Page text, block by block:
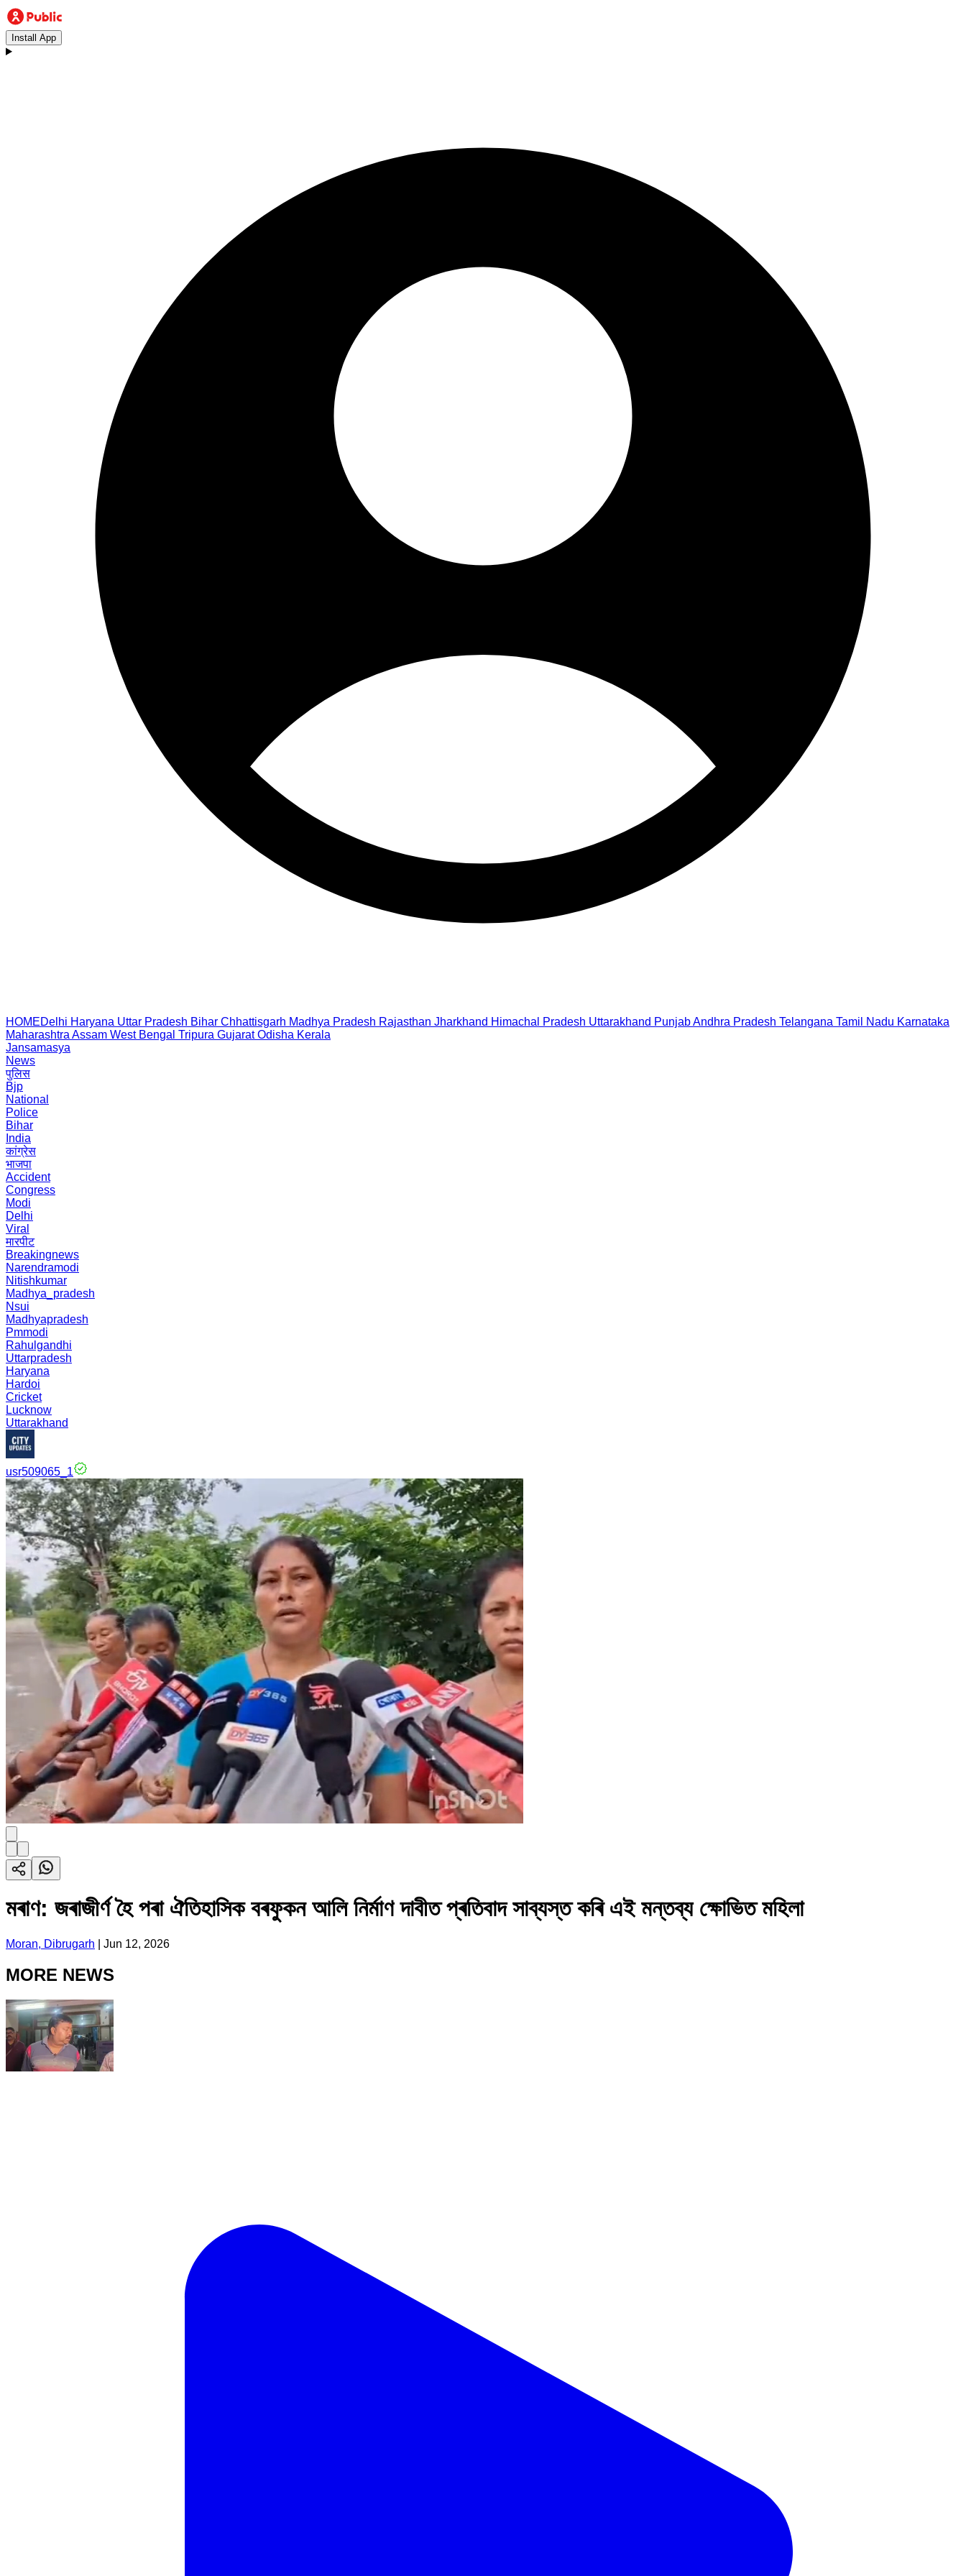
Install App
HOMEDelhi Haryana Uttar Pradesh Bihar Chhattisgarh Madhya Pradesh Rajasthan Jharkhand Himachal Pradesh Uttarakhand PunjabAndhra Pradesh Telangana Tamil Nadu Karnataka
Maharashtra Assam West Bengal Tripura Gujarat Odisha Kerala
Jansamasya
News
पुलिस
Bjp
National
Police
Bihar
India
कांग्रेस
भाजपा
Accident
Congress
Modi
Delhi
Viral
मारपीट
Breakingnews
Narendramodi
Nitishkumar
Madhya_pradesh
Nsui
Madhyapradesh
Pmmodi
Rahulgandhi
Uttarpradesh
Haryana
Hardoi
Cricket
Lucknow
Uttarakhand
usr509065_1
মৰাণ: জৰাজীৰ্ণ হৈ পৰা ঐতিহাসিক বৰফুকন আলি নিৰ্মাণ দাবীত প্ৰতিবাদ সাব্যস্ত কৰি এই মন্তব্য ক্ষোভিত মহিলা
Moran, Dibrugarh Jun 12, 2026
MORE NEWS